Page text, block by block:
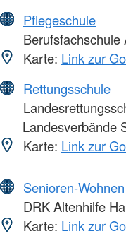
Pflegeschule
Berufsfachschule
Karte: Link zur
Rettungsschule
Landesverbände
Karte: Link zur
Senioren-Wohnen
DRK Altenhilfe
Karte: Link zur